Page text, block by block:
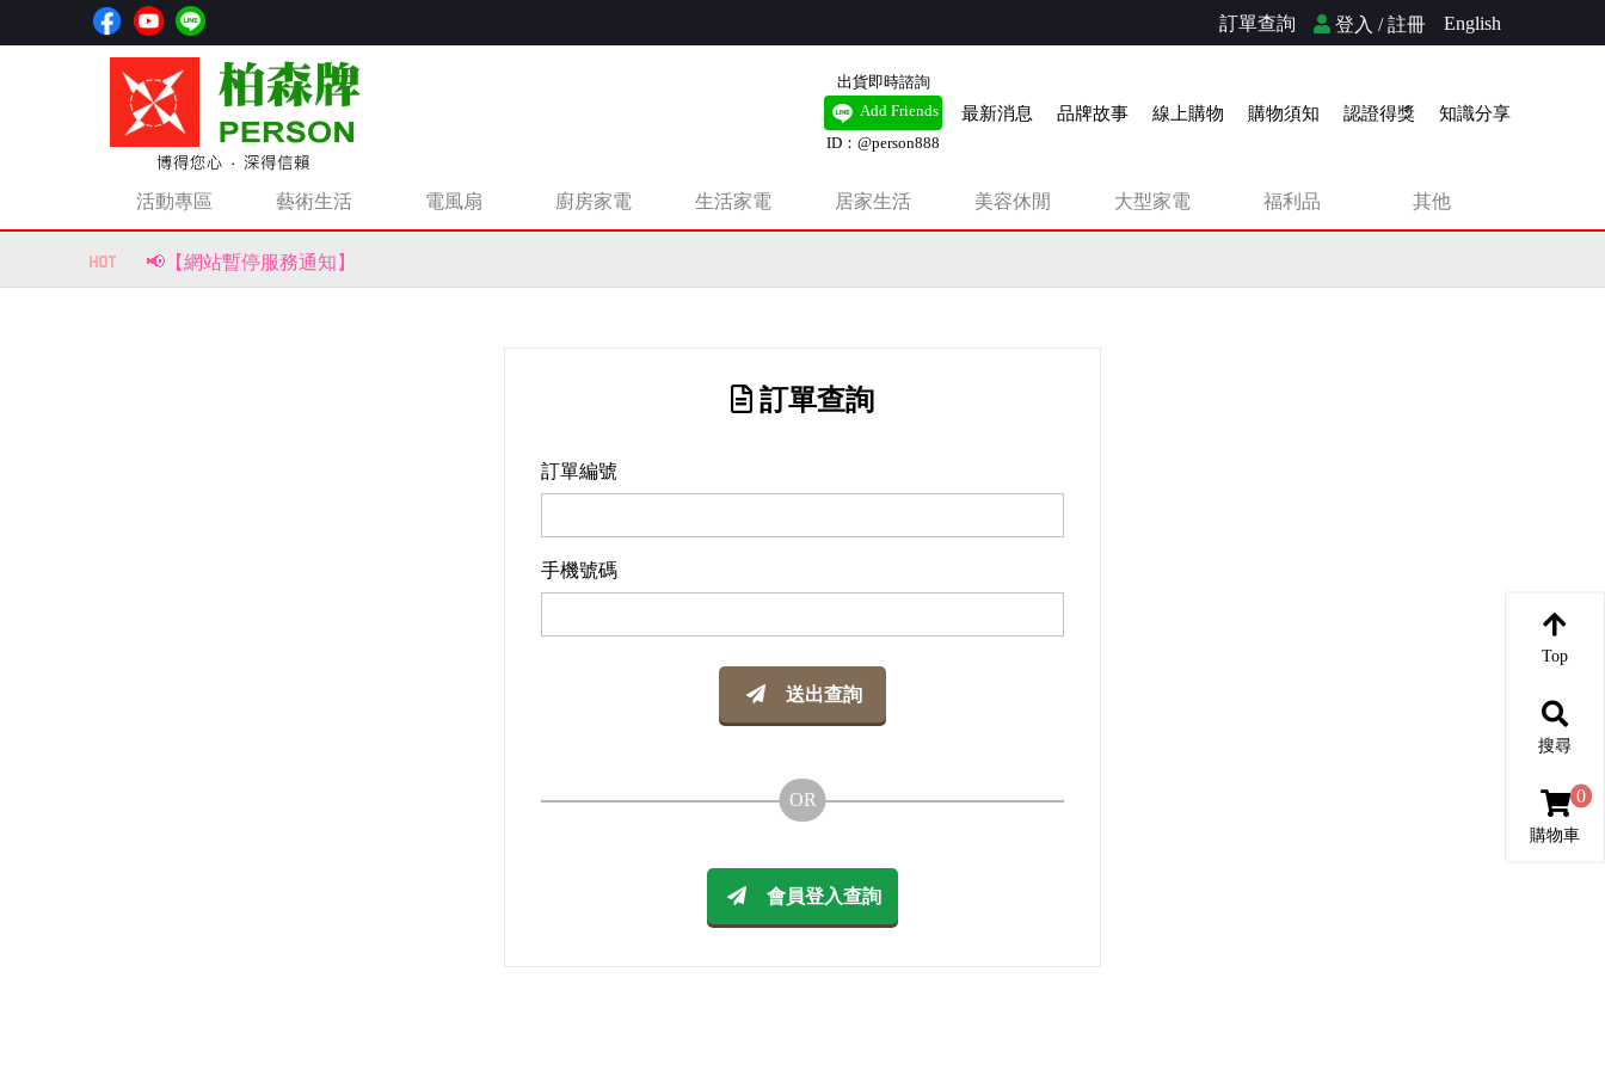
活動專區 藝術生活 電風扇 廚房家電 生活家電 居家生活 美容休閒 大型家電 福利品 其他
訂單查詢 登入 / 註冊 English
出貨即時諮詢
Add Friends
ID：@person888
最新消息 品牌故事 線上購物 購物須知 認證得獎 知識分享
📢【網站暫停服務通知】
訂單查詢
訂單編號
手機號碼
送出查詢
會員登入查詢
Top
搜尋
0
購物車